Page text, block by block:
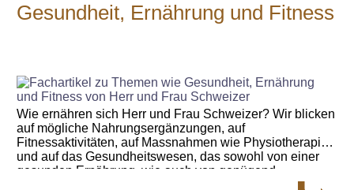
Gesundheit, Ernährung und Fitness
Wie ernähren sich Herr und Frau Schweizer? Wir blicken
auf mögliche Nahrungsergänzungen, auf
Fitnessaktivitäten, auf Massnahmen wie Physiotherapie
und auf das Gesundheitswesen, das sowohl von einer
gesunden Ernährung, wie auch von genügend
Bewegungsaktivitäten provitiert. Alle Artikel auf schweiz-